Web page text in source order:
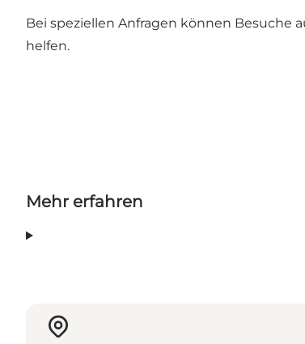
Bei speziellen Anfragen können Besuche
helfen.
Mehr erfahren